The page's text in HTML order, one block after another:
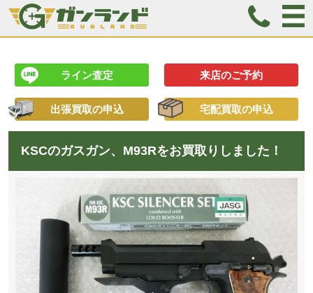
ライン査定 来店のご予約
出張買取の申込 宅配買取の申込
KSCのガスガン、M93Rをお買取りしました！